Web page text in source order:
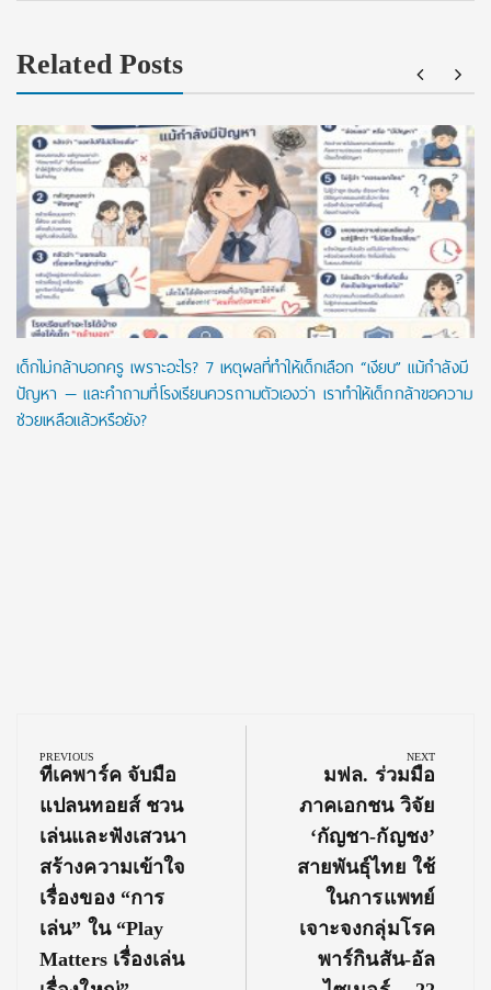
Related Posts
เด็กไม่กล้าบอกครู เพราะอะไร? 7 เหตุผลที่ทำให้เด็กเลือก “เงียบ” แม้กำลังมี
ปัญหา — และคำถามที่โรงเรียนควรถามตัวเองว่า เราทำให้เด็กกล้าขอความ
ช่วยเหลือแล้วหรือยัง?
navigation
PREVIOUS
Previous
Post:
ทีเคพาร์ค จับมือ
แปลนทอยส์ ชวน
เล่นและฟังเสวนา
สร้างความเข้าใจ
เรื่องของ “การ
เล่น” ใน “Play
Matters เรื่องเล่น
NEXT
Next
Post:
มฟล. ร่วมมือ
ภาคเอกชน วิจัย
‘กัญชา-กัญชง’
สายพันธุ์ไทย ใช้
ในการแพทย์
เจาะจงกลุ่มโรค
พาร์กินสัน-อัล